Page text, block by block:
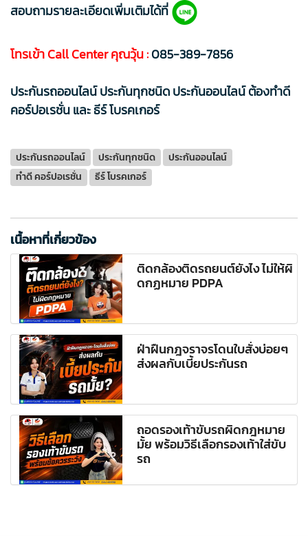
สอบถามรายละเอียดเพิ่มเติมได้ที่
โทรเข้า Call Center คุณวุ้น :085-389-7856
ประกันรถออนไลน์ ประกันทุกชนิด ประกันออนไลน์ ต้องทำดี
คอร์ปอเรชั่น และ ธีร์ โบรคเกอร์
ประกันรถออนไลน์ ประกันทุกชนิด
ประกันออนไลน์
ทำดี คอร์ปอเรชั่น
ธีร์ โบรคเกอร์
เนื้อหาที่เกี่ยวข้อง
ติดกล้องติดรถยนต์ยังไง ไม่ให้ผิ
ดกฏหมาย PDPA
ฝ่าฝืนกฎจราจรโดนใบสั่งบ่อยๆ
ส่งผลกับเบี้ยประกันรถ
ถอดรองเท้าขับรถผิดกฎหมาย
มั้ย พร้อมวิธีเลือกรองเท้าใส่ขับ
รถ